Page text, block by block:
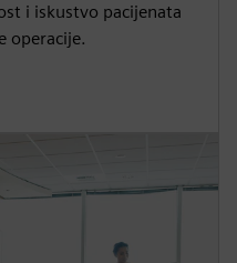
i iskustvo pacijenata
operacije.